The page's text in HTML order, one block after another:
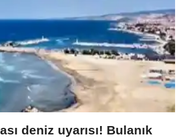
deniz uyarısı! Bulanık